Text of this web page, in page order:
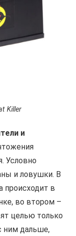
Killer
и
Условно
и ловушки. В
происходит в
во втором –
целью только
ним дальше,